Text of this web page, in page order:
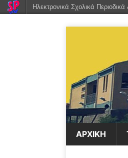
ΑΡΧΙΚΉ
Ηλεκτρονικά Σχολικά